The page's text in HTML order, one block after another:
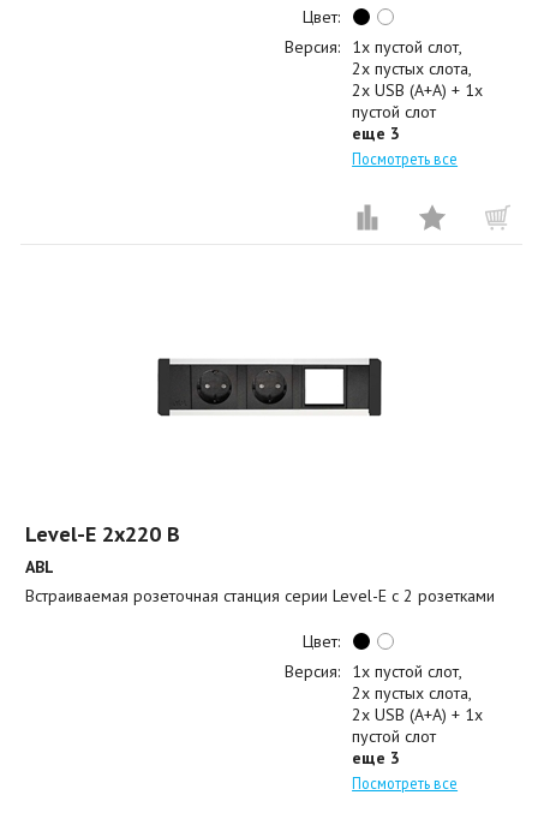
Цвет:
Версия:
1x пустой слот
2x пустых слота
2x USB (A+A) + 1x
пустой слот
еще 3
Посмотреть все
Level-E 2x220 B
ABL
Встраиваемая розеточная станция серии Level-E с 2 розетками
Цвет:
Версия:
1x пустой слот
2x пустых слота
2x USB (A+A) + 1x
пустой слот
еще 3
Посмотреть все